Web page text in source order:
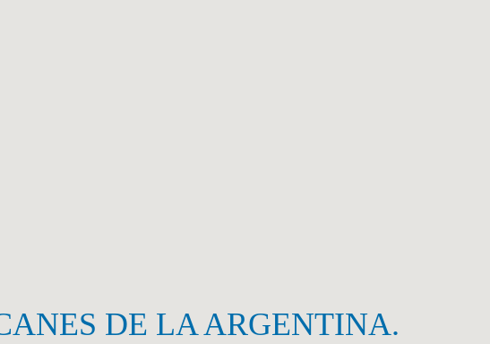
DE LA ARGENTINA.